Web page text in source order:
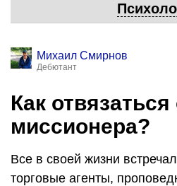
Михаил Смирнов
Дебютант
Как отвязаться
миссионера?
Все в своей жизни
торговые агенты,